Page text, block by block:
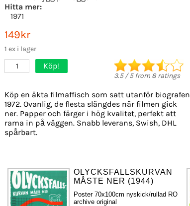
Hitta mer:
1971
149kr
1 ex i lager
1 Köp!
3.5/5from 8 ratings
Köp en äkta filmaffisch som satt utanför biografen
1972. Ovanlig, de flesta slängdes när filmen gick
ner. Papper och färger i hög kvalitet, perfekt att
rama in på väggen. Snabb leverans, Swish, DHL
spårbart.
OLYCKSFALLSKURVAN
MÅSTE NER (1944)
Poster 70x100cm nyskick/rullad RO
archive original